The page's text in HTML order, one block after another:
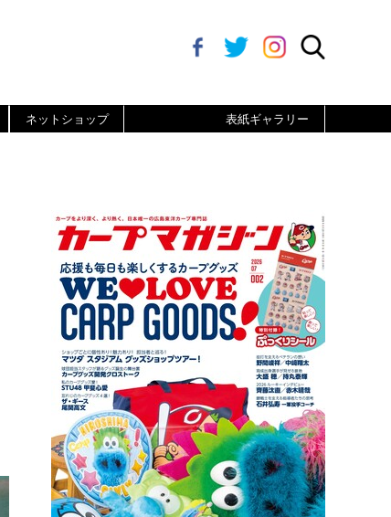
ネットショップ 表紙ギャラリー